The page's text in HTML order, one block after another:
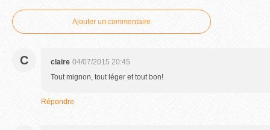
Ajouter un commentaire
C claire 04/07/2015 20:45
Tout mignon, tout léger et tout bon!
Répondre